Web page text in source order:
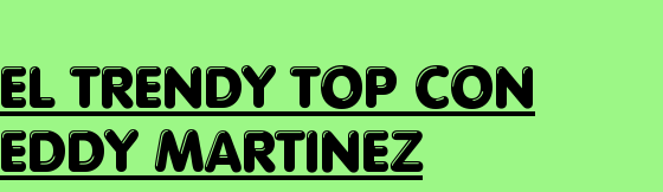
EL TRENDY TOP CON
EDDY MARTINEZ